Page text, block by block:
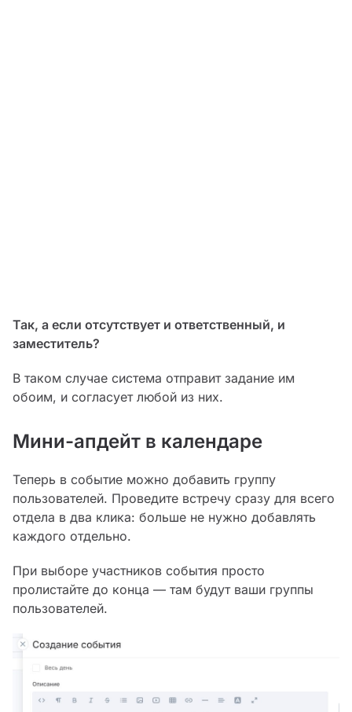
Так, а если отсутствует и ответственный, и
заместитель?
В таком случае система отправит задание им
обоим, и согласует любой из них.
Мини-апдейт в календаре
Теперь в событие можно добавить группу
пользователей. Проведите встречу сразу для всего
отдела в два клика: больше не нужно добавлять
каждого отдельно.
При выборе участников события просто
пролистайте до конца — там будут ваши группы
пользователей.